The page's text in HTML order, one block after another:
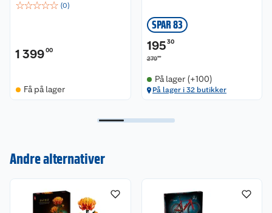
☆☆☆☆☆ (0)
1 39900
Få på lager
SPAR 83
195 30
27900
På lager (+100)
På lager i 32 butikker
Andre alternativer
Nyheter
Våre butikker
Angre- og returrett
Reklamasjon og garanti